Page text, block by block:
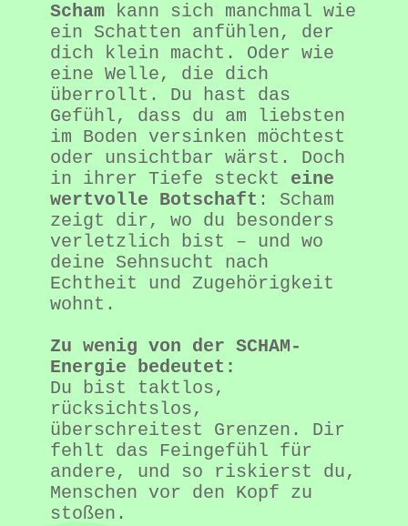
Scham kann sich manchmal wie
ein Schatten anfühlen, der
dich klein macht. Oder wie
eine Welle, die dich
überrollt. Du hast das
Gefühl, dass du am liebsten
im Boden versinken möchtest
oder unsichtbar wärst. Doch
in ihrer Tiefe steckt eine
wertvolle Botschaft : Scham
zeigt dir, wo du besonders
verletzlich bist – und wo
deine Sehnsucht nach
Echtheit und Zugehörigkeit
wohnt.
Zu wenig von der SCHAM-
Energie bedeutet:
Du bist taktlos,
rücksichtslos,
überschreitest Grenzen. Dir
fehlt das Feingefühl für
andere, und so riskierst du,
Menschen vor den Kopf zu
stoßen.